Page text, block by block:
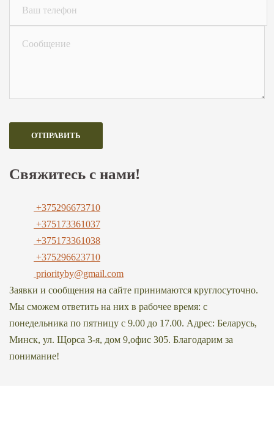
Свяжитесь с нами!
+375296673710
+375173361037
+375173361038
+375296623710
priorityby@gmail.com
Заявки и сообщения на сайте принимаются круглосуточно.
Мы сможем ответить на них в рабочее время: с
понедельника по пятницу с 9.00 до 17.00. Адрес: Беларусь,
Минск, ул. Щорса 3-я, дом 9,офис 305. Благодарим за
понимание!